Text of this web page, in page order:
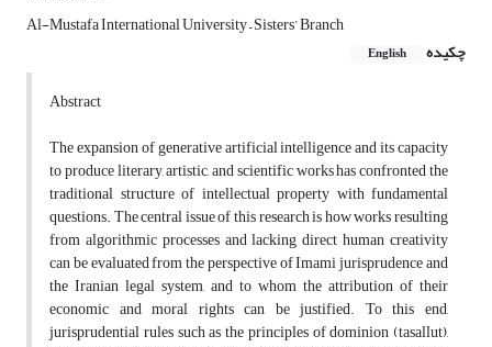
Al-Mustafa International University – Sisters’ Branch
چکیده
English
Abstract
The expansion of generative artificial intelligence and its capacity
to produce literary, artistic, and scientific works has confronted the
traditional structure of intellectual property with fundamental
questions. The central issue of this research is how works resulting
from algorithmic processes and lacking direct human creativity
can be evaluated from the perspective of Imami jurisprudence and
the Iranian legal system, and to whom the attribution of their
economic and moral rights can be justified. To this end,
jurisprudential rules such as the principles of dominion (tasallut),